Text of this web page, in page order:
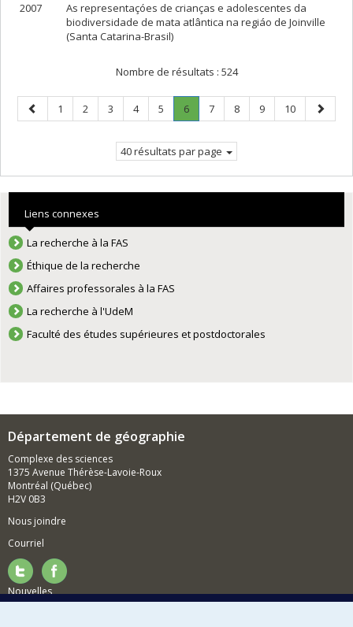
2007
As representaçóes de crianças e adolescentes da
biodiversidade de mata atlântica na regiáo de Joinville
(Santa Catarina-Brasil)
Nombre de résultats : 524
Page
précédente
Page
1 Page
2 Page
3 Page
4 Page
5 Page
6.
Page
Page
7 Page
8 Page
9 Page
10
Page
40 résultats par page
Liens connexes
La recherche à la FAS
Éthique de la recherche
Affaires professorales à la FAS
La recherche à l'UdeM
Faculté des études supérieures et postdoctorales
Département de géographie
Complexe des sciences
1375 Avenue Thérèse-Lavoie-Roux
Montréal (Québec)
H2V 0B3
Nous joindre
Courriel
Nouvelles